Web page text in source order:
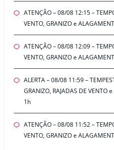
ATENÇÃO – 08/08 12:15 –
VENTO, GRANIZO e
ATENÇÃO – 08/08 12:09 –
VENTO, GRANIZO e
ALERTA – 08/08 11:59 –
GRANIZO, RAJADAS DE VENTO
1h
ATENÇÃO – 08/08 11:52 –
VENTO, GRANIZO e